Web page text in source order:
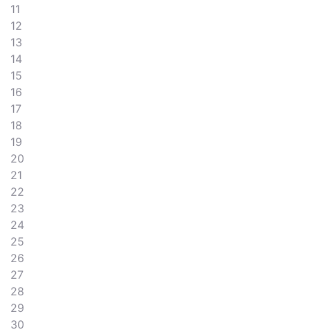
11
12
13
14
15
16
17
18
19
20
21
22
23
24
25
26
27
28
29
30